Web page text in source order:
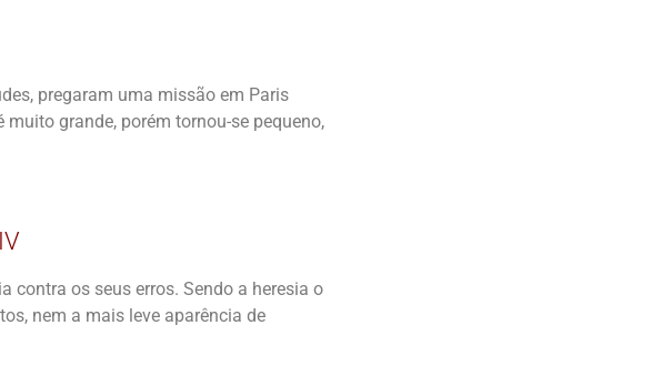
pregaram uma missão em Paris
grande, porém tornou-se pequeno,
contra os seus erros. Sendo a heresia o
nem a mais leve aparência de